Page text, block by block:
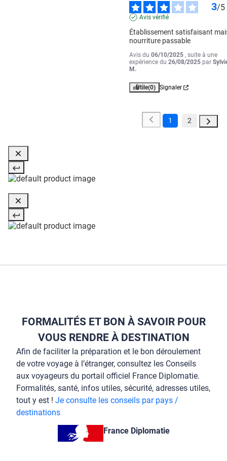
3/5
Avis vérifié
Établissement satisfaisant
nourriture passable
Avis du06/10/2025 , suite à une
expérience du26/08/2025 par
M.
Utile(0) Signaler
1 2
FORMALITÉS ET BON À SAVOIR POUR
VOUS RENDRE À DESTINATION
Afin de faciliter la préparation et le bon déroulement
de votre voyage à l’étranger, consultez les Conseils
aux voyageurs du portail officiel France Diplomatie.
Formalités, santé, infos utiles, sécurité, adresses utiles,
tout y est ! Je consulte les conseils par pays /
destinations
France Diplomatie